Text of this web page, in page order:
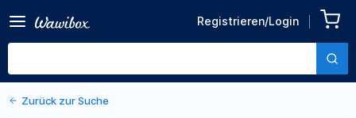
Registrieren/Login
120 mm, rund, klar, Packung
à 50 Stück
Von Erkodent
Zurück zu den Produktdetails
Zurück zur Suche